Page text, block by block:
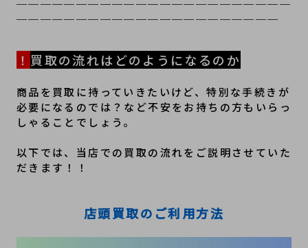
！ 買取の流れはどのようになるのか
商品を買取に持っていきたいけど、特別な手続きが
必要になるのでは？など不安をお持ちの方もいらっ
しゃることでしょう。
以下では、当店での買取の流れをご説明させていた
だきます！！
店頭買取のご利用方法